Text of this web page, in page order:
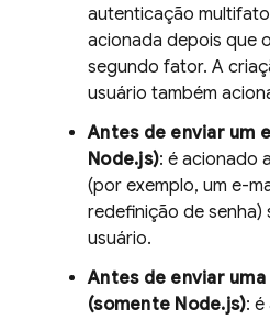
autenticação
acionada depois que
segundo fator. A
usuário também
Antes de enviar um
Node.js): é acionado
(por exemplo, um e-
redefinição de senha)
usuário.
Antes de enviar uma
(somente Node.js):